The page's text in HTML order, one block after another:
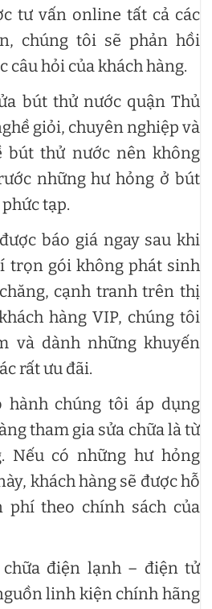
tư vấn online tất cả các
chúng tôi sẽ phản hồi
câu hỏi của khách hàng.
bút thử nước quận Thủ
giỏi, chuyên nghiệp và
bút thử nước nên không
những hư hỏng ở bút
tạp.
báo giá ngay sau khi
trọn gói không phát sinh
cạnh tranh trên thị
hàng VIP, chúng tôi
và dành những khuyến
rất ưu đãi.
hành chúng tôi áp dụng
tham gia sửa chữa là từ
Nếu có những hư hỏng
khách hàng sẽ được hỗ
theo chính sách của
điện lạnh – điện tử
linh kiện chính hãng